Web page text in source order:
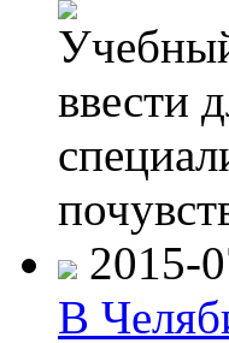
ввести
2015-
В